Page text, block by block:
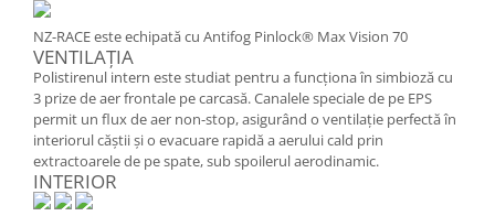
NZ-RACE este echipată cu Antifog Pinlock® Max Vision 70
VENTILAȚIA
Polistirenul intern este studiat pentru a funcționa în simbioză cu
3 prize de aer frontale pe carcasă. Canalele speciale de pe EPS
permit un flux de aer non-stop, asigurând o ventilație perfectă în
interiorul căștii și o evacuare rapidă a aerului cald prin
extractoarele de pe spate, sub spoilerul aerodinamic.
INTERIOR